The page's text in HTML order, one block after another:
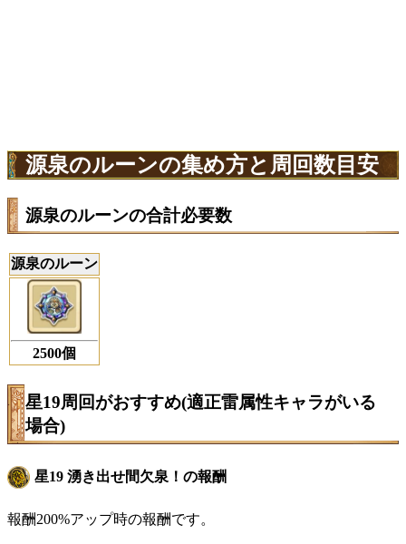
源泉のルーンの集め方と周回数目安
源泉のルーンの合計必要数
源泉のルーン
2500個
星19周回がおすすめ(適正雷属性キャラがいる
場合)
星19 湧き出せ間欠泉！の報酬
報酬200%アップ時の報酬です。